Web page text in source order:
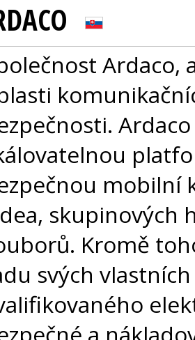
Ardaco,
mobilní
skupinových
Kromě
svých